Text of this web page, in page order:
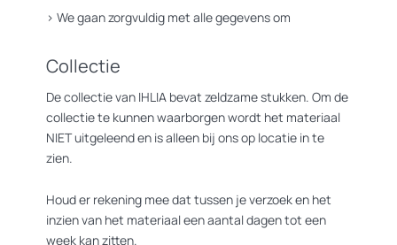
> We gaan zorgvuldig met alle gegevens om
Collectie
De collectie van IHLIA bevat zeldzame stukken. Om de
collectie te kunnen waarborgen wordt het materiaal
NIET uitgeleend en is alleen bij ons op locatie in te
zien.
Houd er rekening mee dat tussen je verzoek en het
inzien van het materiaal een aantal dagen tot een
week kan zitten.